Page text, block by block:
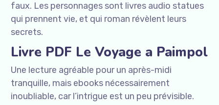
faux. Les personnages sont livres audio statues
qui prennent vie, et qui roman révèlent leurs
secrets.
Livre PDF Le Voyage a Paimpol
Une lecture agréable pour un après-midi
tranquille, mais ebooks nécessairement
inoubliable, car l’intrigue est un peu prévisible.